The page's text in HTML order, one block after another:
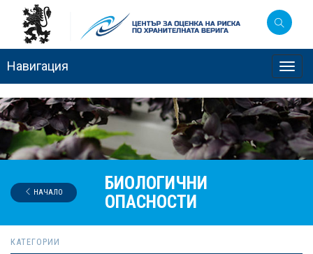
Навигация
БИОЛОГИЧНИ
ОПАСНОСТИ
НАЧАЛО
КАТЕГОРИИ